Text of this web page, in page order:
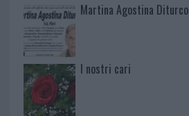
Martina Agostina Diturco
I nostri cari